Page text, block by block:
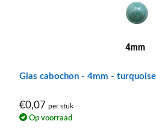
Glas cabochon - 4mm - turquoise
€0,07 per stuk
Op voorraad